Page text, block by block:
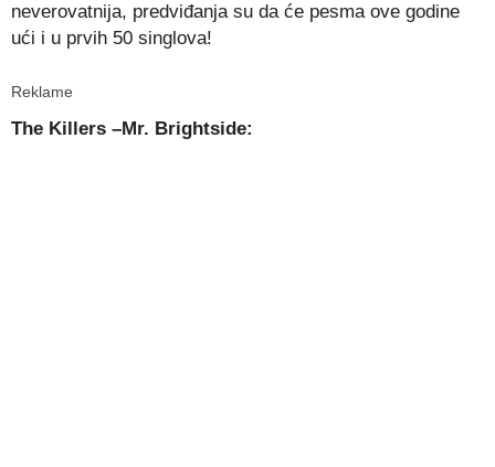
neverovatnija, predviđanja su da će pesma ove godine
ući i u prvih 50 singlova!
Reklame
The Killers –Mr. Brightside: